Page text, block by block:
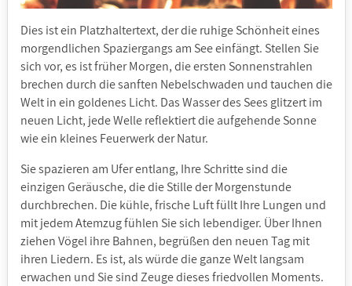
Dies ist ein Platzhaltertext, der die ruhige Schönheit eines
morgendlichen Spaziergangs am See einfängt. Stellen Sie
sich vor, es ist früher Morgen, die ersten Sonnenstrahlen
brechen durch die sanften Nebelschwaden und tauchen die
Welt in ein goldenes Licht. Das Wasser des Sees glitzert im
neuen Licht, jede Welle reflektiert die aufgehende Sonne
wie ein kleines Feuerwerk der Natur.
Sie spazieren am Ufer entlang, Ihre Schritte sind die
einzigen Geräusche, die die Stille der Morgenstunde
durchbrechen. Die kühle, frische Luft füllt Ihre Lungen und
mit jedem Atemzug fühlen Sie sich lebendiger. Über Ihnen
ziehen Vögel ihre Bahnen, begrüßen den neuen Tag mit
ihren Liedern. Es ist, als würde die ganze Welt langsam
erwachen und Sie sind Zeuge dieses friedvollen Moments.